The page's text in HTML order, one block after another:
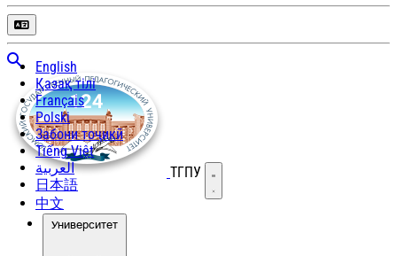
English
Қазақ тілі
Français
Polski
Забони тоҷикӣ
Tiếng Việt
العربية
日本語
中文
ТГПУ Открыть меню
Университет